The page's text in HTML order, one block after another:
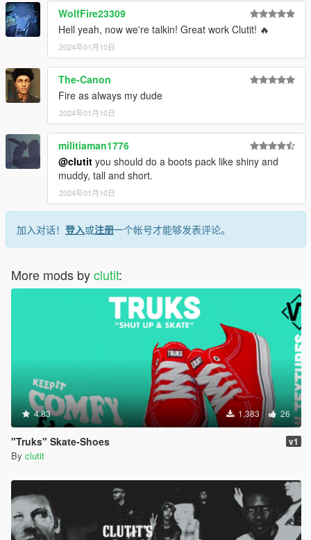
WolfFire23309
Hell yeah, now we're talkin! Great work Clutit! 🔥
2024年01月10日
The-Canon
Fire as always my dude
2024年01月10日
militiaman1776
@clutit you should do a boots pack like shiny and
muddy, tall and short.
2024年01月10日
加入对话！ 登入或注册一个帐号才能够发表评论。
More mods byclutit:
4.83 1,383 26
"Truks" Skate-Shoes v1
By clutit